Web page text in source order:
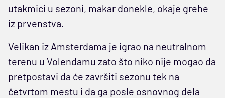
utakmici u sezoni, makar donekle, okaje grehe
iz prvenstva.
Velikan iz Amsterdama je igrao na neutralnom
terenu u Volendamu zato što niko nije mogao da
pretpostavi da će završiti sezonu tek na
četvrtom mestu i da ga posle osnovnog dela